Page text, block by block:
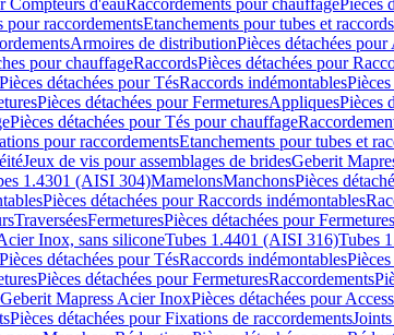
Compteurs d'eauRaccordements pour chauffagePièces
pour raccordementsEtanchements pour tubes et raccords
Armoires de distributionPièces détachées
pour chauffageRaccordsPièces détachées pour
Pièces détachées pour TésRaccords indémontables
Pièces détachées pour FermeturesAppliquesPièces
Pièces détachées pour Tés pour chauffage
pour raccordementsEtanchements pour tubes et
Jeux de vis pour assemblages de bridesGeberit
1.4301 (AISI 304)MamelonsManchonsPièces
Pièces détachées pour Raccords indémontables
TraverséesFermeturesPièces détachées pour Fermetures
Inox, sans siliconeTubes 1.4401 (AISI 316)Tubes
Pièces détachées pour TésRaccords indémontables
Pièces détachées pour FermeturesRaccordements
Mapress Acier InoxPièces détachées pour
Pièces détachées pour Fixations de raccordements